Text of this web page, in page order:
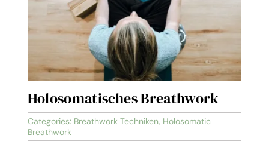
Holosomatisches Breathwork
Categories: Breathwork Techniken, Holosomatic
Breathwork